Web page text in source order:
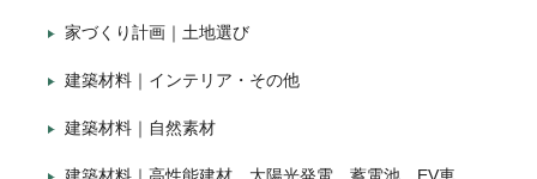
家づくり計画｜土地選び
建築材料｜インテリア・その他
建築材料｜自然素材